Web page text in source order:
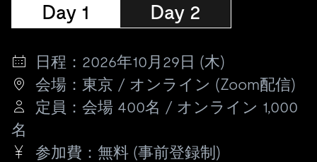
Day 1 Day 2
日程：2026年10月29日 (木)
会場：東京 / オンライン (Zoom配信)
定員：会場 400名 / オンライン 1,000
名
参加費：無料 (事前登録制)